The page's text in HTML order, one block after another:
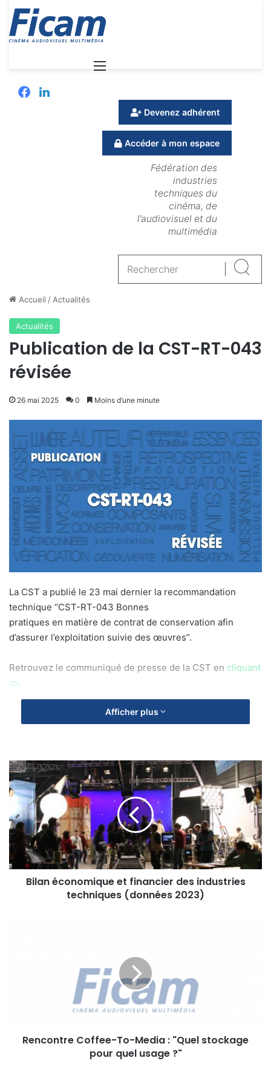
Menu
Facebook
Linkedin
Devenez adhérent
Accéder à mon espace
Fédération des
industries
techniques du
cinéma, de
l’audiovisuel et du
multimédia
Accueil / Actualités
Actualités
Publication de la CST-RT-043
révisée
26 mai 2025 0 Moins d’une minute
La CST a publié le 23 mai dernier la recommandation
technique “CST-RT-043 Bonnes
pratiques en matière de contrat de conservation afin
d’assurer l’exploitation suivie des œuvres”.
Retrouvez le communiqué de presse de la CST en cliquant
ici.
Afficher plus
Bilan
économique
et
financier
des
industries
techniques
(données
2023)
Bilan économique et financier des industries
techniques (données 2023)
usageRencontre Coffee-To-Media : "Quel stockage
pour quel usage ?"